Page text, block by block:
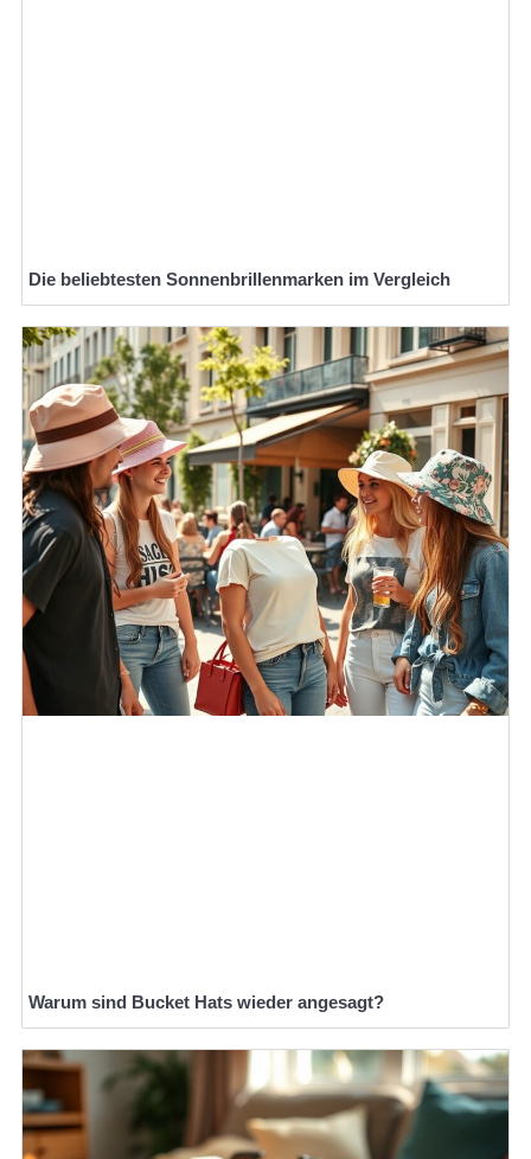
Die beliebtesten Sonnenbrillenmarken im Vergleich
Warum sind Bucket Hats wieder angesagt?